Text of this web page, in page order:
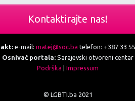
Kontaktirajte nas!
e-mail: matej@soc.ba telefon: +387 33
Osnivač portala: Sarajevski otvoreni centar
Podrška
Impressum
© LGBTI.ba 2021